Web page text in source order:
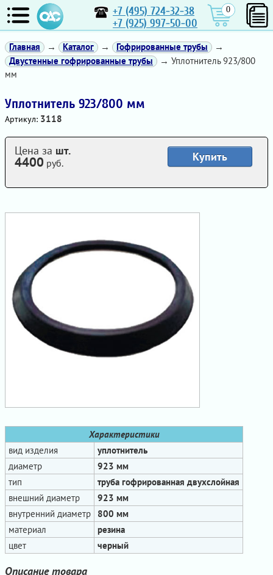
+7 (495) 724-32-38
+7 (925) 997-50-00
0
Главная → Каталог → Гофрированные трубы
→
Двустенные гофрированные трубы
→ Уплотнитель 923/800
мм
Уплотнитель 923/800 мм
Артикул: 3118
Характеристики
вид изделия
уплотнитель
диаметр
923 мм
тип
труба гофрированная двухслойная
внешний диаметр
923 мм
внутренний диаметр
800 мм
материал
резина
цвет
черный
Купить
Цена за шт.
4400 руб.
Описание товара